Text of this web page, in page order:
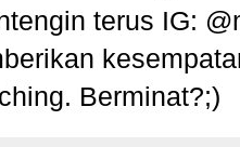
terus IG:
Berminat?;)